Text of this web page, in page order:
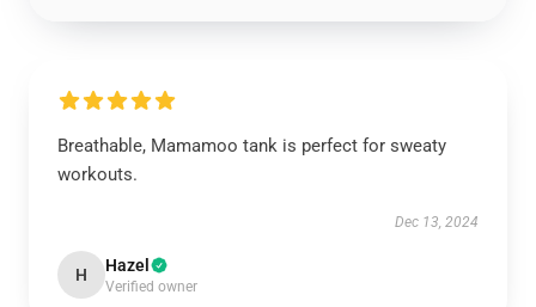
Breathable, Mamamoo tank is perfect for sweaty
workouts.
Dec 13, 2024
H Hazel
Verified owner